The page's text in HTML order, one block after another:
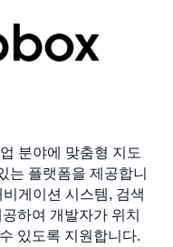
분야에 맞춤형 지도
는 플랫폼을 제공합니
게이션 시스템, 검색
하여 개발자가 위치
있도록 지원합니다.